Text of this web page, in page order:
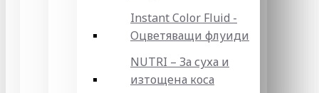
Instant Color Fluid -
Оцветяващи флуиди
NUTRI – За суха и
изтощена коса